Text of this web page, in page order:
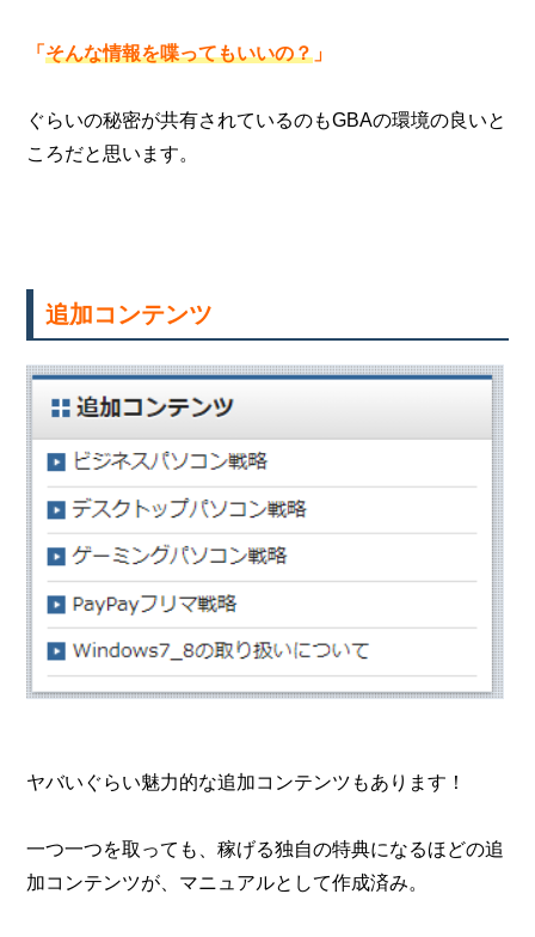
「そんな情報を喋ってもいいの？ 」
ぐらいの秘密が共有されているのもGBAの環境の良いと
ころだと思います。
追加コンテンツ
ヤバいぐらい魅力的な追加コンテンツもあります！
一つ一つを取っても、稼げる独自の特典になるほどの追
加コンテンツが、マニュアルとして作成済み。